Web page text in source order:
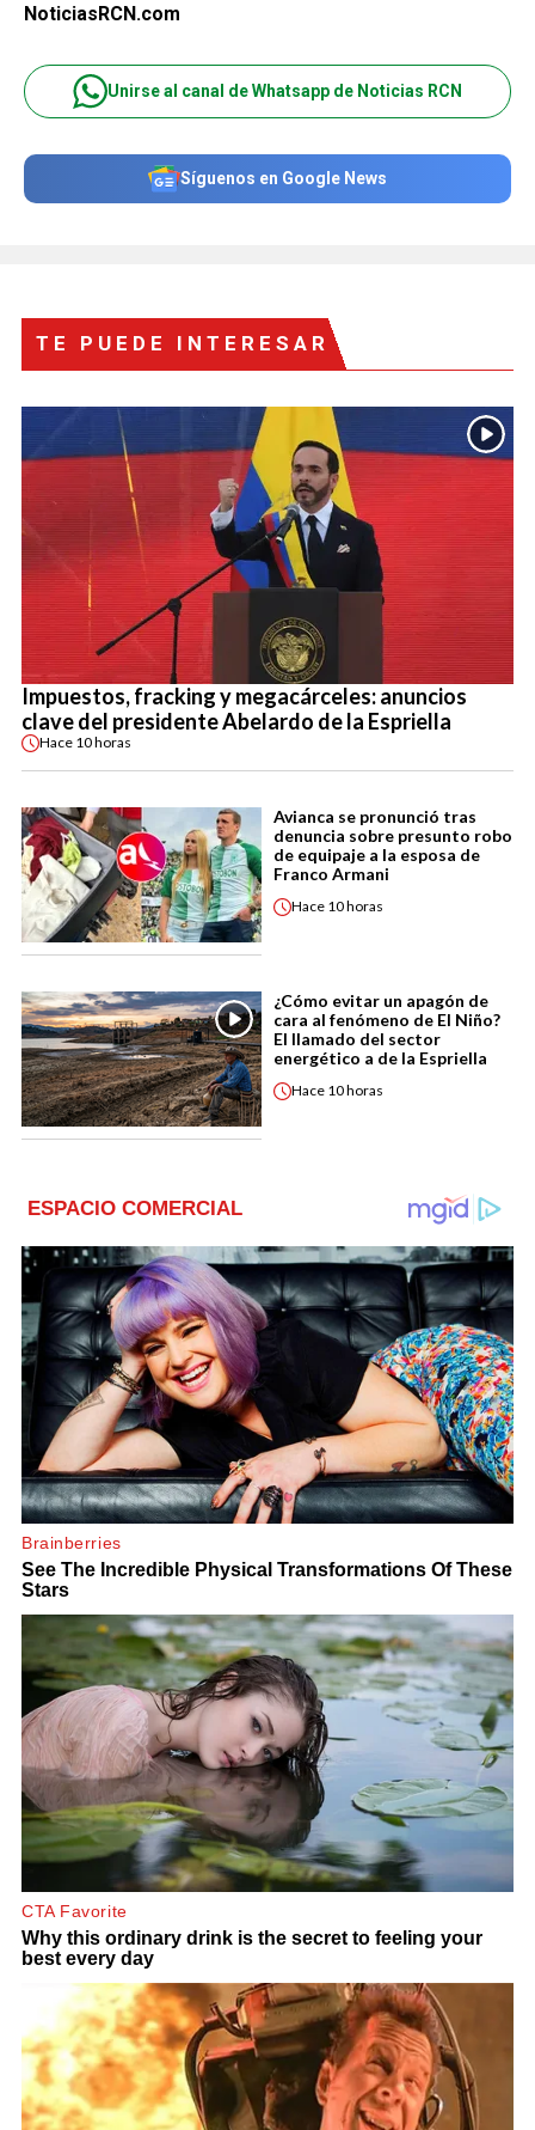
NoticiasRCN.com
Unirse al canal de Whatsapp de Noticias RCN
Síguenos en Google News
TE PUEDE INTERESAR
Impuestos, fracking y megacárceles: anuncios
clave del presidente Abelardo de la Espriella
Hace 10 horas
Avianca se pronunció tras
denuncia sobre presunto robo
de equipaje a la esposa de
Franco Armani
Hace 10 horas
¿Cómo evitar un apagón de
cara al fenómeno de El Niño?
El llamado del sector
energético a de la Espriella
Hace 10 horas